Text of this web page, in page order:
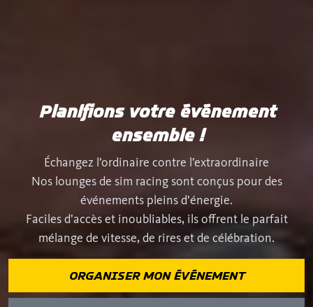
Planifions votre événement
ensemble !
Échangez l’ordinaire contre l’extraordinaire
Nos lounges de sim racing sont conçus pour des
événements pleins d’énergie.
Faciles d’accès et inoubliables, ils offrent le parfait
mélange de vitesse, de rires et de célébration.
ORGANISER MON ÉVÉNEMENT